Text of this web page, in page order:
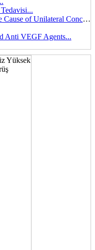
Central Retinal Artery Occlusion As the Cause of Unilateral Concentric Narrowing of Visual Field and Presence of Cilioretinal Artery...
Anti VEGF Agents...